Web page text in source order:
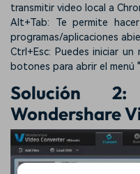
transmitir video local a
Alt+Tab: Te permite
programas/aplicaciones
Ctrl+Esc: Puedes iniciar
botones para abrir el menú
Solución
Wondershare